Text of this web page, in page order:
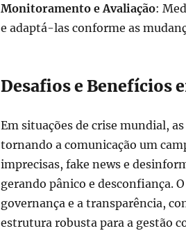
Monitoramento e Avaliação:
e adaptá-las conforme as
Desafios e Benefícios
Em situações de crise mundial,
tornando a comunicação um
imprecisas, fake news e
gerando pânico e desconfiança.
governança e a transparência,
estrutura robusta para a gestão